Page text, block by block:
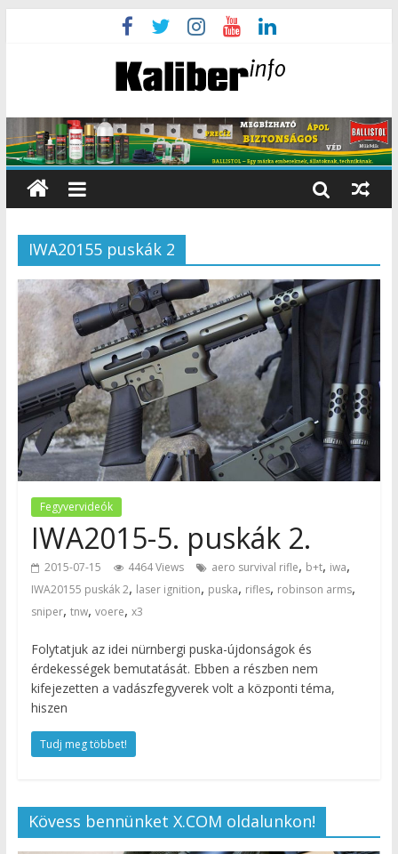
IWA20155 puskák 2
Fegyvervideók
IWA2015-5. puskák 2.
2015-07-15 4464 Views aero survival rifle, b+t, iwa,
IWA20155 puskák 2, laser ignition, puska, rifles, robinson arms,
sniper, tnw, voere, x3
Folytatjuk az idei nürnbergi puska-újdonságok és
érdekességek bemutatását. Ebben a részben nem
kifejezetten a vadászfegyverek volt a központi téma,
hiszen
Tudj meg többet!
Kövess bennünket X.COM oldalunkon!